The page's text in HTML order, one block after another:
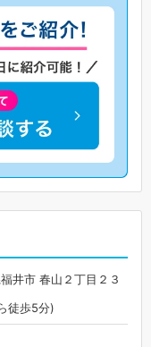
井市 春山２丁目２３
徒歩5分)